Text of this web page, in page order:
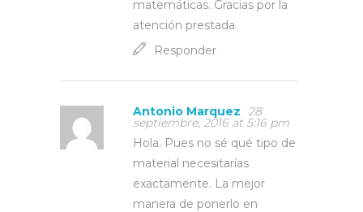
matemáticas. Gracias por la
atención prestada.
Responder
Antonio Marquez 28
septiembre, 2016 at 5:16 pm
Hola. Pues no sé qué tipo de
material necesitarías
exactamente. La mejor
manera de ponerlo en